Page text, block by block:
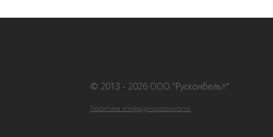
© 2013 - 2026 ООО "Русконбельт"
Политика конфиденциальности